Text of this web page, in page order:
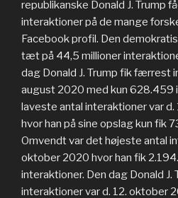
republikanske Donald J. Trump
interaktioner på de mange
Facebook profil. Den
tæt på 44,5 millioner
dag Donald J. Trump fik færrest
august 2020 med kun 628.459
laveste antal interaktioner var
hvor han på sine opslag kun fik
Omvendt var det højeste antal
oktober 2020 hvor han fik
interaktioner. Den dag Donald J.
interaktioner var d. 12. oktober